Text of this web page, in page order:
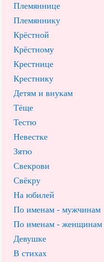
Племяннице
Племяннику
Крёстной
Крёстному
Крестнице
Крестнику
Детям и внукам
Тёще
Тестю
Невестке
Зятю
Свекрови
Свёкру
На юбилей
По именам - мужчинам
По именам - женщинам
Девушке
В стихах